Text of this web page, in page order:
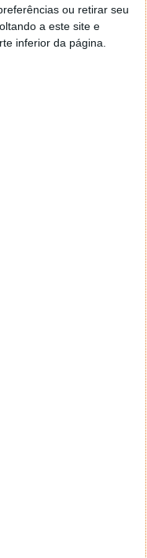
ou retirar seu
a este site e
inferior da página.